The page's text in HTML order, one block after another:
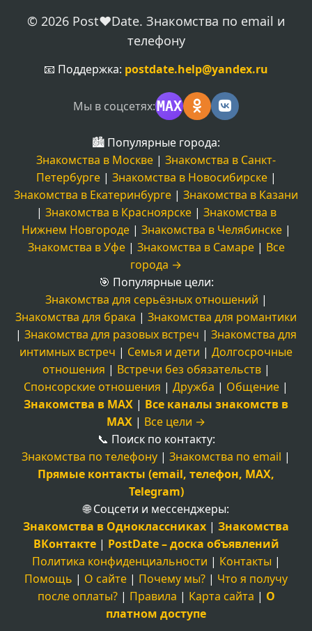
© 2026 Post❤️Date. Знакомства по email и
телефону
📧 Поддержка: postdate.help@yandex.ru
Мы в соцсетях:MAX
🏙️ Популярные города:
Знакомства в Москве | Знакомства в Санкт-
Петербурге| Знакомства в Новосибирске|
Знакомства в Екатеринбурге | Знакомства в Казани
| Знакомства в Красноярске| Знакомства в
Нижнем Новгороде| Знакомства в Челябинске|
Знакомства в Уфе| Знакомства в Самаре| Все
города →
🎯 Популярные цели:
Знакомства для серьёзных отношений |
Знакомства для брака | Знакомства для романтики
| Знакомства для разовых встреч | Знакомства для
интимных встреч | Семья и дети | Долгосрочные
отношения | Встречи без обязательств|
Спонсорские отношения | Дружба | Общение |
Знакомства в MAX | Все каналы знакомств в
MAX | Все цели →
📞 Поиск по контакту:
Знакомства по телефону | Знакомства по email |
Прямые контакты (email, телефон, MAX,
Telegram)
🌐 Соцсети и мессенджеры:
Знакомства в Одноклассниках | Знакомства
ВКонтакте| PostDate – доска объявлений
Политика конфиденциальности | Контакты |
Помощь | О сайте | Почему мы? | Что я получу
после оплаты?| Правила | Карта сайта | О
платном доступе